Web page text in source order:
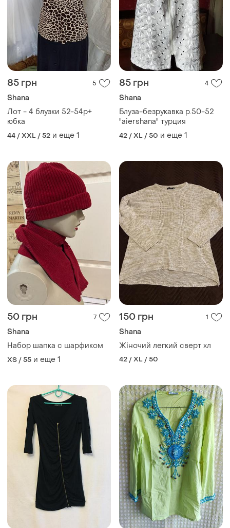
85 грн 5
Shana
Лот - 4 блузки 52-54р+
юбка
44 / XXL / 52 и еще 1
85 грн 4
Shana
Блуза-безрукавка р.50-52
"aiershana" турция
42 / XL / 50 и еще 1
50 грн 7
Shana
Набор шапка с шарфиком
XS / 55 и еще 1
150 грн 1
Shana
Жіночий легкий сверт хл
42 / XL / 50